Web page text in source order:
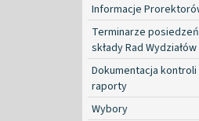
Informacje
Terminarze
składy Rad Wydziałów
Dokumentacja kontroli
raporty
Wybory